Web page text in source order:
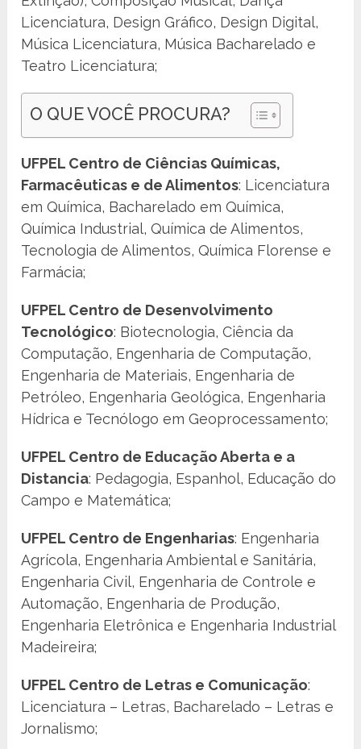
Licenciatura, Design Gráfico, Design Digital,
Música Licenciatura, Música Bacharelado e
Teatro Licenciatura;
O QUE VOCÊ PROCURA?
UFPEL Centro de Ciências Químicas,
Farmacêuticas e de Alimentos: Licenciatura
em Química, Bacharelado em Química,
Química Industrial, Química de Alimentos,
Tecnologia de Alimentos, Química Florense e
Farmácia;
UFPEL Centro de Desenvolvimento
Tecnológico: Biotecnologia, Ciência da
Computação, Engenharia de Computação,
Engenharia de Materiais, Engenharia de
Petróleo, Engenharia Geológica, Engenharia
Hídrica e Tecnólogo em Geoprocessamento;
UFPEL Centro de Educação Aberta e a
Distancia: Pedagogia, Espanhol, Educação do
Campo e Matemática;
UFPEL Centro de Engenharias: Engenharia
Agrícola, Engenharia Ambiental e Sanitária,
Engenharia Civil, Engenharia de Controle e
Automação, Engenharia de Produção,
Engenharia Eletrônica e Engenharia Industrial
Madeireira;
UFPEL Centro de Letras e Comunicação:
Licenciatura – Letras, Bacharelado – Letras e
Jornalismo;